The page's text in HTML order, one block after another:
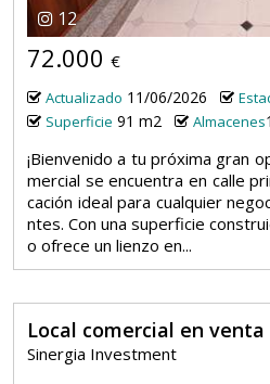
12
72.000 €
Actualizado 11/06/2026
Superficie 91 m2 Almacenes1
¡Bienvenido a tu próxima gran
mercial se encuentra en calle
cación ideal para cualquier
ntes. Con una superficie
o ofrece un lienzo en...
Local comercial en
Sinergia Investment